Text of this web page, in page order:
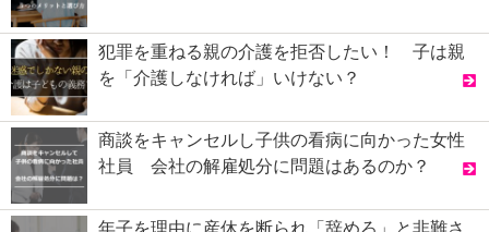
犯罪を重ねる親の介護を拒否したい！ 子は親
を「介護しなければ」いけない？
商談をキャンセルし子供の看病に向かった女性
社員 会社の解雇処分に問題はあるのか？
年子を理由に産休を断られ「辞めろ」と非難さ